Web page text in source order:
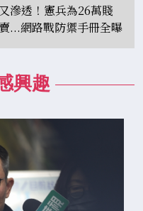
又滲透！憲兵為26萬賤
賣...網路戰防禦手冊全曝
興趣